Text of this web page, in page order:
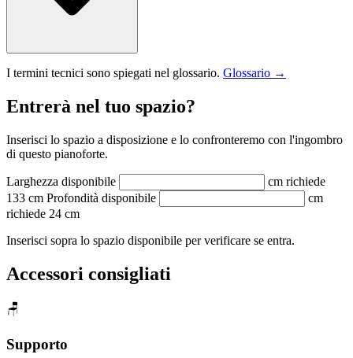
I termini tecnici sono spiegati nel glossario. Glossario →
Entrerà nel tuo spazio?
Inserisci lo spazio a disposizione e lo confronteremo con l'ingombro
di questo pianoforte.
Larghezza disponibile cm richiede
133 cm Profondità disponibile
cm
richiede 24 cm
Inserisci sopra lo spazio disponibile per verificare se entra.
Accessori consigliati
🪑
Supporto